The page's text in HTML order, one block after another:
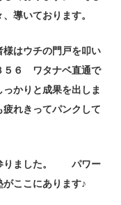
導いております。
はウチの門戸を叩い
６ ワタナベ直通で
かりと成果を出しま
れきってパンクして
参りました。 パワー
ここにあります♪